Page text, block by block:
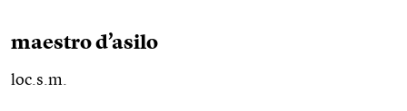
maestro d’asilo
loc.s.m.